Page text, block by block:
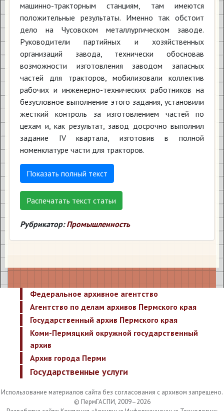
машинно-тракторным станциям, там имеются
положительные результаты. Именно так обстоит
дело на Чусовском металлургическом заводе.
Руководители партийных и хозяйственных
организаций завода, технически обосновав
возможности изготовления заводом запасных
частей для тракторов, мобилизовали коллектив
рабочих и инженерно-технических работников на
безусловное выполнение этого задания, установили
жесткий контроль за изготовлением частей по
цехам и, как результат, завод досрочно выполнил
задание IV квартала, изготовив в полной
номенклатуре части для тракторов.
Показать полный текст
Распечатать текст статьи
Рубрикатор: Промышленность
Федеральное архивное агентство
Агентство по делам архивов Пермского края
Государственный архив Пермского края
Коми-Пермяцкий окружной государственный
архив
Архив города Перми
Государственные услуги
Использование материалов сайта без согласования с архивом запрещено.
© ПермГАСПИ, 2009–2026